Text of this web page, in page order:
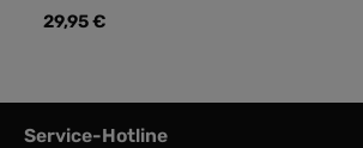
Regulärer Preis:
29,95 €
Service-Hotline